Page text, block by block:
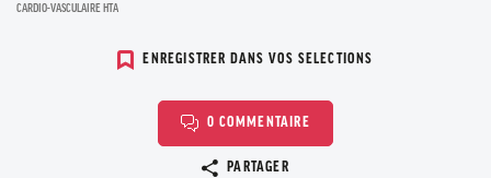
CARDIO-VASCULAIRE HTA
ENREGISTRER DANS VOS SELECTIONS
0 COMMENTAIRE
PARTAGER